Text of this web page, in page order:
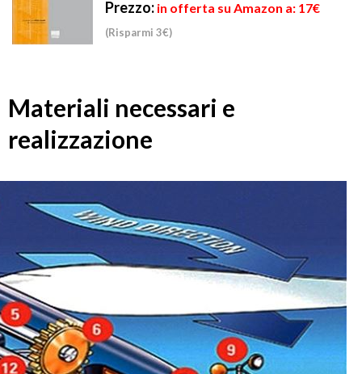
Prezzo: in offerta su Amazon a: 17€
(Risparmi 3€)
Materiali necessari e
realizzazione